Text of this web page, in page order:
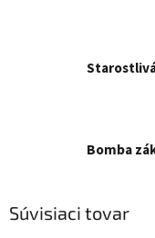
Bomba
Súvisiaci tovar